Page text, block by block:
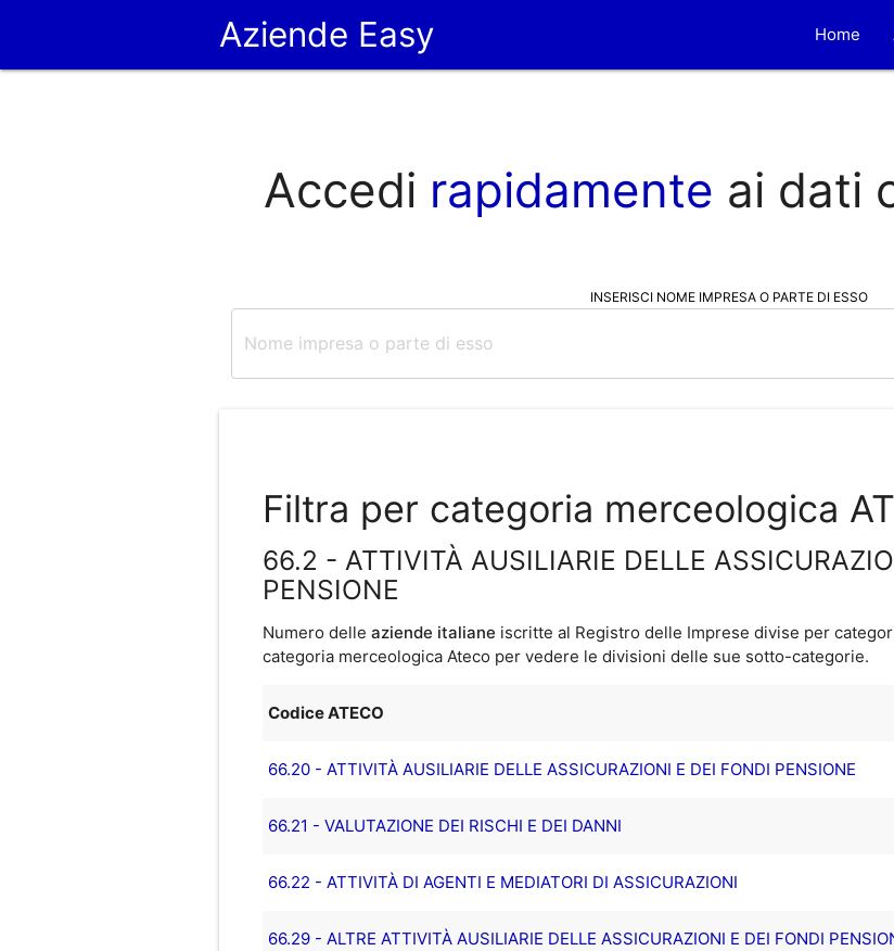
Aziende Easy Home
Accedi rapidamente ai dati
INSERISCI NOME IMPRESA O PARTE DI ESSO
Filtra per categoria merceologica
66.2 - ATTIVITÀ AUSILIARIE DELLE
PENSIONE
Numero delle aziende italiane iscritte al Registro delle Imprese divise per
categoria merceologica Ateco per vedere le divisioni delle sue sotto-categorie.
Codice ATECO
66.20 - ATTIVITÀ AUSILIARIE DELLE ASSICURAZIONI E DEI FONDI PENSIONE
66.21 - VALUTAZIONE DEI RISCHI E DEI DANNI
66.22 - ATTIVITÀ DI AGENTI E MEDIATORI DI ASSICURAZIONI
66.29 - ALTRE ATTIVITÀ AUSILIARIE DELLE ASSICURAZIONI E DEI FONDI